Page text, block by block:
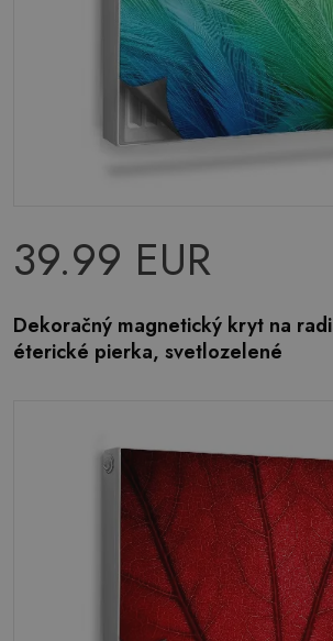
39.99 EUR
Dekoračný magnetický kryt na
éterické pierka, svetlozelené